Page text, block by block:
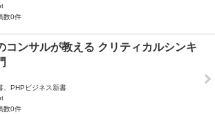
数0件
コンサルが教える クリティカルシンキ
、PHPビジネス新書
数0件